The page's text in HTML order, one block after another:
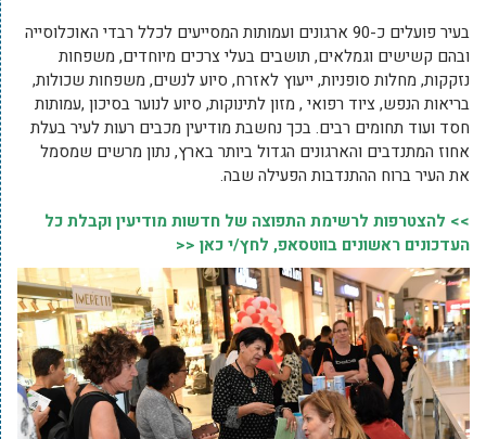
בעיר פועלים כ-90 ארגונים ועמותות המסייעים לכלל רבדי האוכלוסייה
ובהם קשישים וגמלאים, תושבים בעלי צרכים מיוחדים, משפחות
נזקקות, מחלות סופניות, ייעוץ לאזרח, סיוע לנשים, משפחות שכולות,
בריאות הנפש, ציוד רפואי , מזון לתינוקות, סיוע לנוער בסיכון ,עמותות
חסד ועוד תחומים רבים. בכך נחשבת מודיעין מכבים רעות לעיר בעלת
אחוז המתנדבים והארגונים הגדול ביותר בארץ, נתון מרשים שמסמל
את העיר ברוח ההתנדבות הפעילה שבה.
>> להצטרפות לרשימת התפוצה של חדשות מודיעין וקבלת כל
העדכונים ראשונים בווטסאפ, לחץ/י כאן <<